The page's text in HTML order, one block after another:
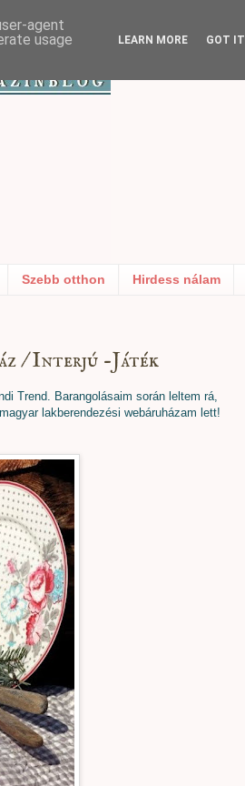
Szebb otthon Hirdess nálam
/ Interjú -Játék
Trend. Barangolásaim során leltem rá,
lakberendezési webáruházam lett!
agent
usage
LEARN MORE GOT IT